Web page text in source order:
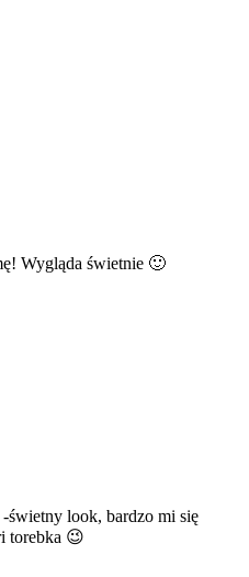
Wygląda świetnie 🙂
świetny look, bardzo mi się
torebka 😉